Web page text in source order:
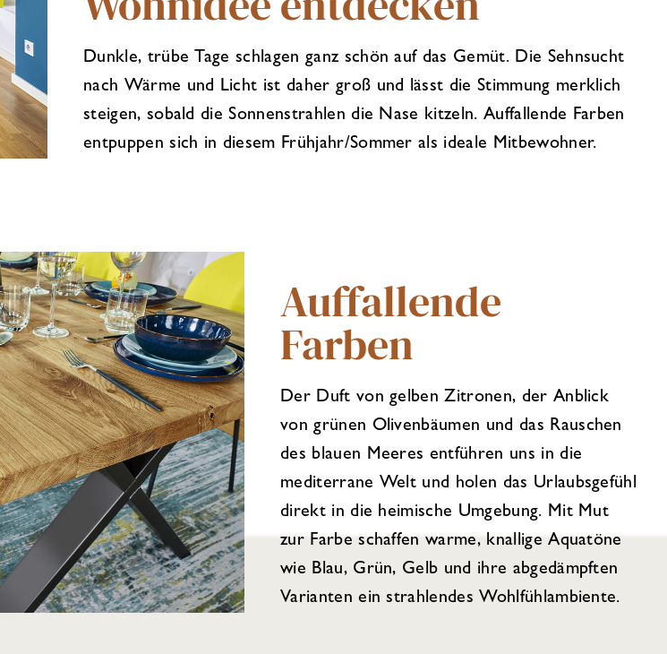
Dunkle, trübe Tage schlagen ganz schön auf das Gemüt. Die Sehnsucht
nach Wärme und Licht ist daher groß und lässt die Stimmung merklich
steigen, sobald die Sonnenstrahlen die Nase kitzeln. Auffallende Farben
entpuppen sich in diesem Frühjahr/Sommer als ideale Mitbewohner.
Auffallende
Farben
Der Duft von gelben Zitronen, der Anblick
von grünen Olivenbäumen und das Rauschen
des blauen Meeres entführen uns in die
mediterrane Welt und holen das Urlaubsgefühl
direkt in die heimische Umgebung. Mit Mut
zur Farbe schaffen warme, knallige Aquatöne
wie Blau, Grün, Gelb und ihre abgedämpften
Varianten ein strahlendes Wohlfühlambiente.